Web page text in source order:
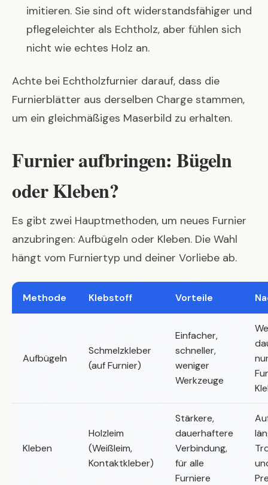
imitieren. Sie sind oft widerstandsfähiger und
pflegeleichter als Echtholz, aber fühlen sich
nicht wie echtes Holz an.
Achte bei Echtholzfurnier darauf, dass die
Furnierblätter aus derselben Charge stammen,
um ein gleichmäßiges Maserbild zu erhalten.
Furnier aufbringen: Bügeln
oder Kleben?
Es gibt zwei Hauptmethoden, um neues Furnier
anzubringen: Aufbügeln oder Kleben. Die Wahl
hängt vom Furniertyp und deiner Vorliebe ab.
Methode Klebstoff Vorteile
Aufbügeln
Schmelzkleber
(auf Furnier)
Einfacher,
schneller,
weniger
Werkzeuge
Kleben
Holzleim
(Weißleim,
Kontaktkleber)
Stärkere,
dauerhaftere
Verbindung,
für alle
Furniere